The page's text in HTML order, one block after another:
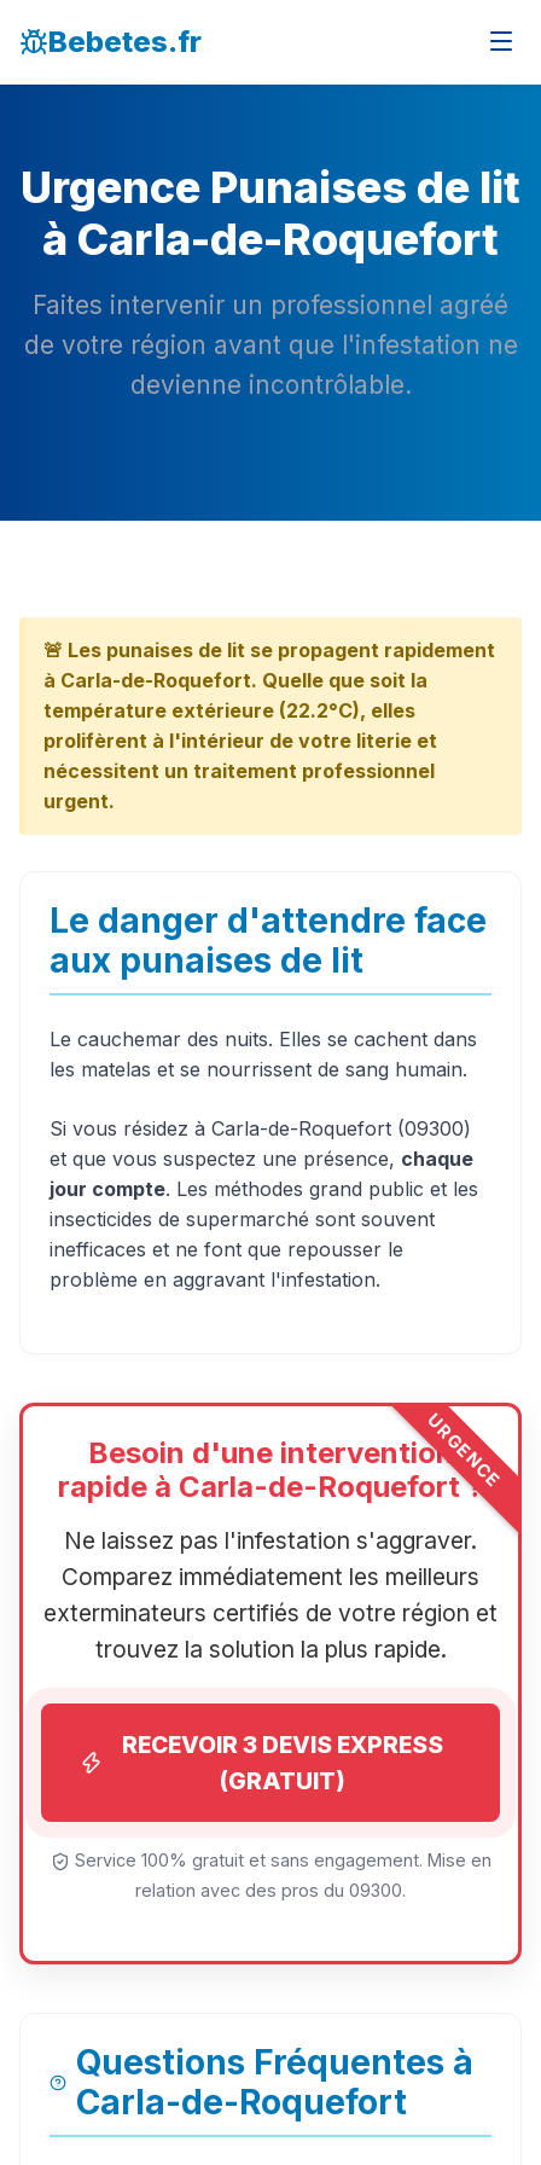
Bebetes.fr
Urgence Punaises de lit
à Carla-de-Roquefort
Faites intervenir un professionnel agréé
de votre région avant que l'infestation ne
devienne incontrôlable.
🚨 Les punaises de lit se propagent rapidement
à Carla-de-Roquefort. Quelle que soit la
température extérieure (22.2°C), elles
prolifèrent à l'intérieur de votre literie et
nécessitent un traitement professionnel
urgent.
Le danger d'attendre face
aux punaises de lit
Le cauchemar des nuits. Elles se cachent dans
les matelas et se nourrissent de sang humain.
Si vous résidez à Carla-de-Roquefort (09300)
et que vous suspectez une présence, chaque
jour compte. Les méthodes grand public et les
insecticides de supermarché sont souvent
inefficaces et ne font que repousser le
problème en aggravant l'infestation.
URGENCE
Besoin d'une intervention
rapide à Carla-de-Roquefort ?
Ne laissez pas l'infestation s'aggraver.
Comparez immédiatement les meilleurs
exterminateurs certifiés de votre région et
trouvez la solution la plus rapide.
RECEVOIR 3 DEVIS EXPRESS
(GRATUIT)
Service 100% gratuit et sans engagement. Mise en
relation avec des pros du 09300.
Questions Fréquentes à
Carla-de-Roquefort